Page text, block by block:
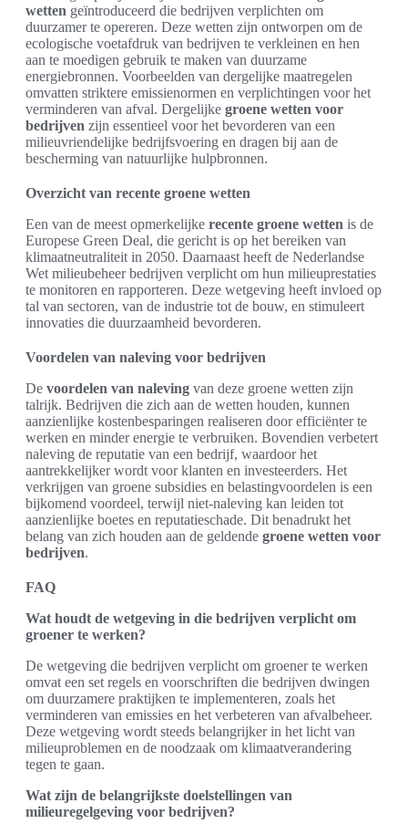
wetten geïntroduceerd die bedrijven verplichten om
duurzamer te opereren. Deze wetten zijn ontworpen om de
ecologische voetafdruk van bedrijven te verkleinen en hen
aan te moedigen gebruik te maken van duurzame
energiebronnen. Voorbeelden van dergelijke maatregelen
omvatten striktere emissienormen en verplichtingen voor het
verminderen van afval. Dergelijke groene wetten voor
bedrijven zijn essentieel voor het bevorderen van een
milieuvriendelijke bedrijfsvoering en dragen bij aan de
bescherming van natuurlijke hulpbronnen.
Overzicht van recente groene wetten
Een van de meest opmerkelijke recente groene wetten is de
Europese Green Deal, die gericht is op het bereiken van
klimaatneutraliteit in 2050. Daarnaast heeft de Nederlandse
Wet milieubeheer bedrijven verplicht om hun milieuprestaties
te monitoren en rapporteren. Deze wetgeving heeft invloed op
tal van sectoren, van de industrie tot de bouw, en stimuleert
innovaties die duurzaamheid bevorderen.
Voordelen van naleving voor bedrijven
De voordelen van naleving van deze groene wetten zijn
talrijk. Bedrijven die zich aan de wetten houden, kunnen
aanzienlijke kostenbesparingen realiseren door efficiënter te
werken en minder energie te verbruiken. Bovendien verbetert
naleving de reputatie van een bedrijf, waardoor het
aantrekkelijker wordt voor klanten en investeerders. Het
verkrijgen van groene subsidies en belastingvoordelen is een
bijkomend voordeel, terwijl niet-naleving kan leiden tot
aanzienlijke boetes en reputatieschade. Dit benadrukt het
belang van zich houden aan de geldende groene wetten voor
bedrijven.
FAQ
Wat houdt de wetgeving in die bedrijven verplicht om
groener te werken?
De wetgeving die bedrijven verplicht om groener te werken
omvat een set regels en voorschriften die bedrijven dwingen
om duurzamere praktijken te implementeren, zoals het
verminderen van emissies en het verbeteren van afvalbeheer.
Deze wetgeving wordt steeds belangrijker in het licht van
milieuproblemen en de noodzaak om klimaatverandering
tegen te gaan.
Wat zijn de belangrijkste doelstellingen van
milieuregelgeving voor bedrijven?